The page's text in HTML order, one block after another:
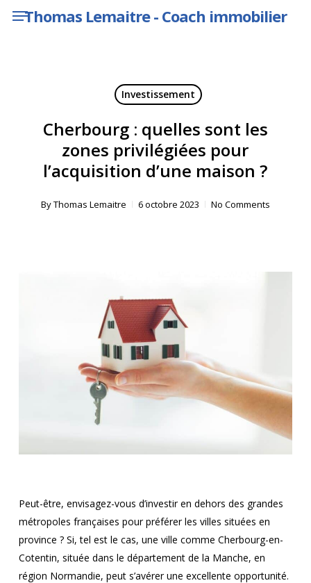
Skip Thomas Lemaitre - Coach immobilier
Menu
Investissement
Cherbourg : quelles sont les
zones privilégiées pour
l’acquisition d’une maison ?
ByThomas Lemaitre 6 octobre 2023 No Comments
Peut-être, envisagez-vous d’investir en dehors des grandes
métropoles françaises pour préférer les villes situées en
province ? Si, tel est le cas, une ville comme Cherbourg-en-
Cotentin, située dans le département de la Manche, en
région Normandie, peut s’avérer une excellente opportunité.